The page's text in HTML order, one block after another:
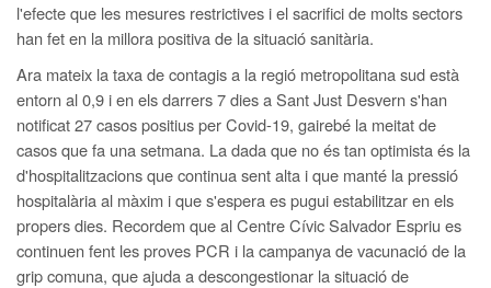
l'efecte que les mesures restrictives i el sacrifici de molts sectors
han fet en la millora positiva de la situació sanitària.
Ara mateix la taxa de contagis a la regió metropolitana sud està
entorn al 0,9 i en els darrers 7 dies a Sant Just Desvern s'han
notificat 27 casos positius per Covid-19, gairebé la meitat de
casos que fa una setmana. La dada que no és tan optimista és la
d'hospitalitzacions que continua sent alta i que manté la pressió
hospitalària al màxim i que s'espera es pugui estabilitzar en els
propers dies. Recordem que al Centre Cívic Salvador Espriu es
continuen fent les proves PCR i la campanya de vacunació de la
grip comuna, que ajuda a descongestionar la situació de